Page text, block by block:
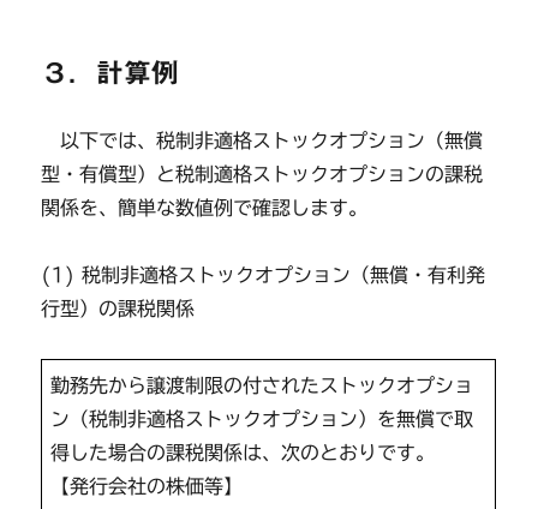
３．計算例
以下では、税制非適格ストックオプション（無償
型・有償型）と税制適格ストックオプションの課税
関係を、簡単な数値例で確認します。
(1) 税制非適格ストックオプション（無償・有利発
行型）の課税関係
勤務先から譲渡制限の付されたストックオプショ
ン（税制非適格ストックオプション）を無償で取
得した場合の課税関係は、次のとおりです。
【発行会社の株価等】